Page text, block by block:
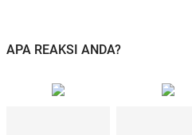
APA REAKSI ANDA?